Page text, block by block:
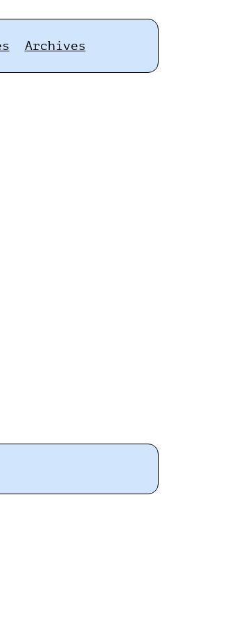
Archives